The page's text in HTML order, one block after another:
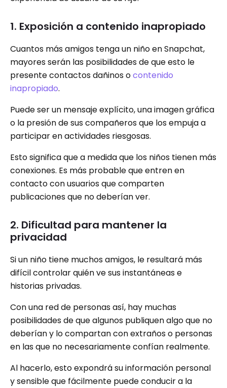
1. Exposición a contenido inapropiado
Cuantos más amigos tenga un niño en Snapchat,
mayores serán las posibilidades de que esto le
presente contactos dañinos ocontenido
inapropiado.
Puede ser un mensaje explícito, una imagen gráfica
o la presión de sus compañeros que los empuja a
participar en actividades riesgosas.
Esto significa que a medida que los niños tienen más
conexiones. Es más probable que entren en
contacto con usuarios que comparten
publicaciones que no deberían ver.
2. Dificultad para mantener la
privacidad
Si un niño tiene muchos amigos, le resultará más
difícil controlar quién ve sus instantáneas e
historias privadas.
Con una red de personas así, hay muchas
posibilidades de que algunos publiquen algo que no
deberían y lo compartan con extraños o personas
en las que no necesariamente confían realmente.
Al hacerlo, esto expondrá su información personal
y sensible que fácilmente puede conducir a la